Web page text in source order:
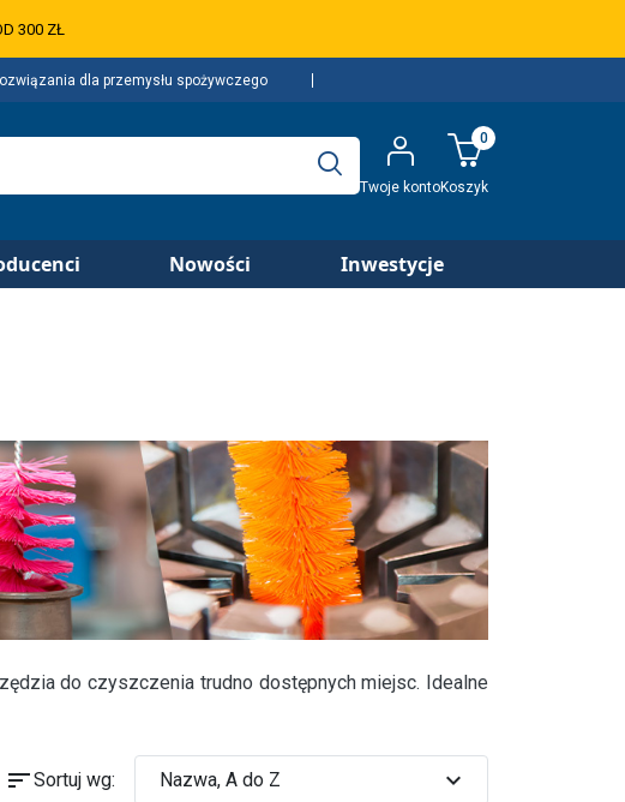
300 ZŁ
dla przemysłu spożywczego
Twoje kontoKoszyk
0
Nowości Inwestycje
do czyszczenia trudno dostępnych miejsc. Idealne
sortSortuj wg: Nazwa, A do Z expand_more